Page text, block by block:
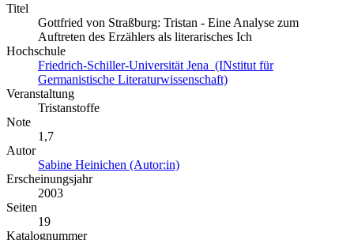
Titel
Gottfried von Straßburg: Tristan - Eine Analyse zum
Auftreten des Erzählers als literarisches Ich
Hochschule
Friedrich-Schiller-Universität Jena (INstitut für
Germanistische Literaturwissenschaft)
Veranstaltung
Tristanstoffe
Note
1,7
Autor
Sabine Heinichen (Autor:in)
Erscheinungsjahr
2003
Seiten
19
Katalognummer